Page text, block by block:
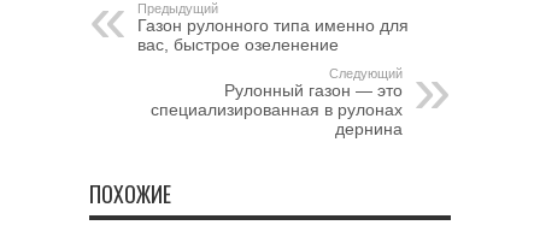
Предыдущий
Газон рулонного типа именно для
вас, быстрое озеленение
Следующий
Рулонный газон — это
специализированная в рулонах
дернина
ПОХОЖИЕ